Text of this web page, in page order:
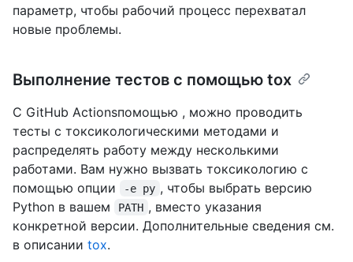
параметр, чтобы рабочий процесс перехватал
новые проблемы.
Выполнение тестов с помощью tox
С GitHub Actionsпомощью , можно проводить
тесты с токсикологическими методами и
распределять работу между несколькими
работами. Вам нужно вызвать токсикологию с
помощью опции
-e py , чтобы выбрать версию
Python в вашем
PATH , вместо указания
конкретной версии. Дополнительные сведения см.
в описании tox.